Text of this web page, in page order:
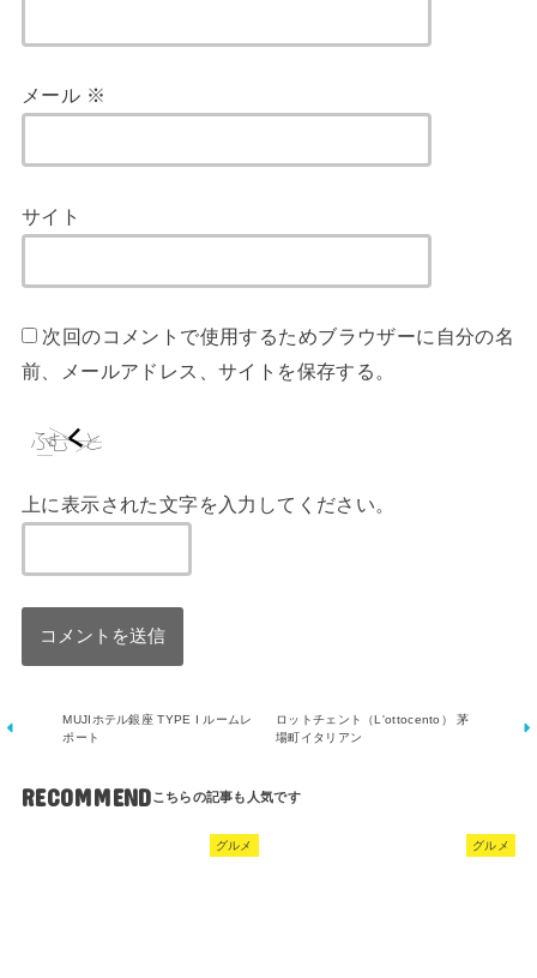
メール ※
サイト
次回のコメントで使用するためブラウザーに自分の名
前、メールアドレス、サイトを保存する。
上に表示された文字を入力してください。
MUJIホテル銀座 TYPE I ルームレ
ポート
ロットチェント（L'ottocento） 茅
場町イタリアン
RECOMMEND
グルメ グルメ